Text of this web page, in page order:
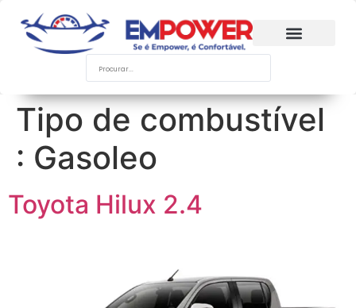
Tipo de combustível
: Gasoleo
Toyota Hilux 2.4